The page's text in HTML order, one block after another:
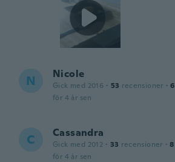
N Nicole
Gick med 2016 · 53 recensioner · 6
för 4 år sen
C Cassandra
Gick med 2012 · 33 recensioner · 8
för 4 år sen